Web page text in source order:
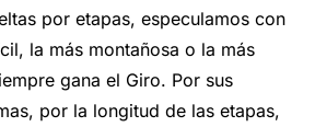
por etapas, especulamos con
la más montañosa o la más
gana el Giro. Por sus
por la longitud de las etapas,